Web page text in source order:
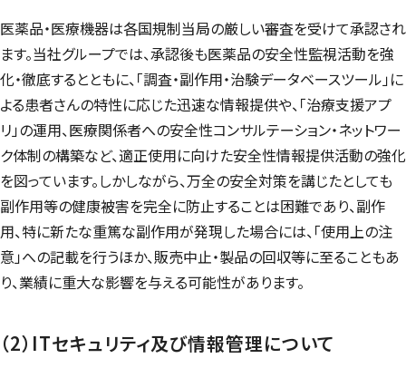
医薬品・医療機器は各国規制当局の厳しい審査を受けて承認され
ます。当社グループでは、承認後も医薬品の安全性監視活動を強
化・徹底するとともに、「調査・副作用・治験データベースツール」に
よる患者さんの特性に応じた迅速な情報提供や、「治療支援アプ
リ」の運用、医療関係者への安全性コンサルテーション・ネットワー
ク体制の構築など、適正使用に向けた安全性情報提供活動の強化
を図っています。しかしながら、万全の安全対策を講じたとしても
副作用等の健康被害を完全に防止することは困難であり、副作
用、特に新たな重篤な副作用が発現した場合には、「使用上の注
意」への記載を行うほか、販売中止・製品の回収等に至ることもあ
り、業績に重大な影響を与える可能性があります。
（2）ITセキュリティ及び情報管理について